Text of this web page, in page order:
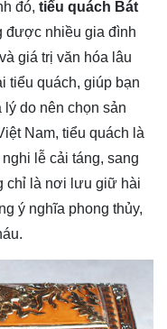
đó, tiểu quách Bát
được nhiều gia đình
giá trị văn hóa lâu
tiểu quách, giúp bạn
lý do nên chọn sản
Nam, tiểu quách là
lễ cải táng, sang
chỉ là nơi lưu giữ hài
ý nghĩa phong thủy,